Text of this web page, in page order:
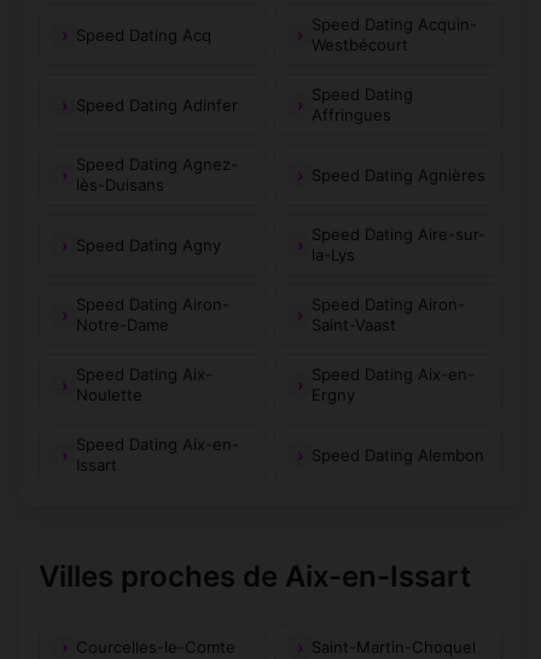
Speed Dating Acq
Speed Dating Acquin-
Westbécourt
Speed Dating Adinfer
Speed Dating
Affringues
Speed Dating Agnez-
lès-Duisans
Speed Dating Agnières
Speed Dating Agny
Speed Dating Aire-sur-
la-Lys
Speed Dating Airon-
Notre-Dame
Speed Dating Airon-
Saint-Vaast
Speed Dating Aix-
Noulette
Speed Dating Aix-en-
Ergny
Speed Dating Aix-en-
Issart
Speed Dating Alembon
Villes proches de Aix-en-Issart
Courcelles-le-Comte Saint-Martin-Choquel